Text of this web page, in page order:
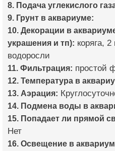
8. Подача углекислого
9. Грунт в аквариуме:
10. Декорации в
украшения и тп): коряга,
водоросли
11. Фильтрация: простой
12. Температура в
13. Аэрация:
14. Подмена воды в
15. Попадает ли прямой
Нет
16. Освещение в